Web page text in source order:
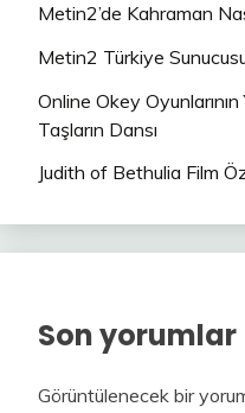
Metin2’de Kahraman
Metin2 Türkiye
Online Okey
Taşların Dansı
Judith of Bethulia Film
Son yorumlar
Görüntülenecek bir